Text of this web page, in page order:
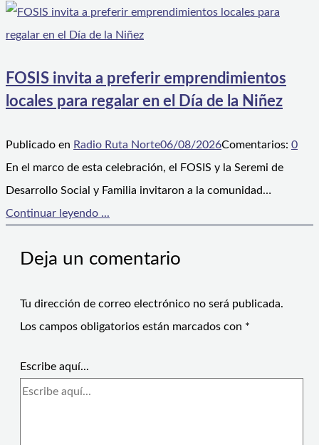
FOSIS invita a preferir emprendimientos
locales para regalar en el Día de la Niñez
Publicado en Radio Ruta Norte06/08/2026Comentarios: 0
En el marco de esta celebración, el FOSIS y la Seremi de
Desarrollo Social y Familia invitaron a la comunidad…
Continuar leyendo ...
Deja un comentario
Tu dirección de correo electrónico no será publicada.
Los campos obligatorios están marcados con *
Escribe aquí...